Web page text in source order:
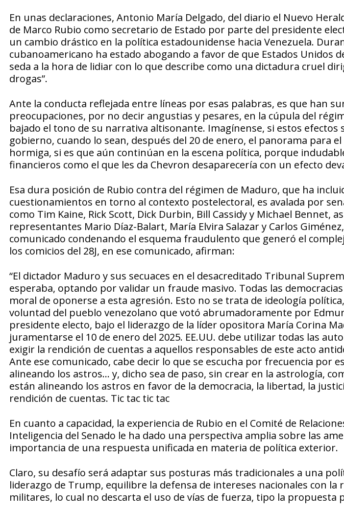
En unas declaraciones, Antonio María Delgado, del diario el Nuevo
de Marco Rubio como secretario de Estado por parte del presidente
un cambio drástico en la política estadounidense hacia Venezuela.
cubanoamericano ha estado abogando a favor de que Estados Unidos
seda a la hora de lidiar con lo que describe como una dictadura cruel
drogas”.
Ante la conducta reflejada entre líneas por esas palabras, es que han
preocupaciones, por no decir angustias y pesares, en la cúpula del
bajado el tono de su narrativa altisonante. Imagínense, si estos efectos
gobierno, cuando lo sean, después del 20 de enero, el panorama para
hormiga, si es que aún continúan en la escena política, porque
financieros como el que les da Chevron desaparecería con un efecto
Esa dura posición de Rubio contra del régimen de Maduro, que ha
cuestionamientos en torno al contexto postelectoral, es avalada por
como Tim Kaine, Rick Scott, Dick Durbin, Bill Cassidy y Michael Bennet,
representantes Mario Díaz-Balart, María Elvira Salazar y Carlos
comunicado condenando el esquema fraudulento que generó el
los comicios del 28J, en ese comunicado, afirman:
“El dictador Maduro y sus secuaces en el desacreditado Tribunal
esperaba, optando por validar un fraude masivo. Todas las
moral de oponerse a esta agresión. Esto no se trata de ideología
voluntad del pueblo venezolano que votó abrumadoramente por
presidente electo, bajo el liderazgo de la líder opositora María Corina
juramentarse el 10 de enero del 2025. EE.UU. debe utilizar todas las
exigir la rendición de cuentas a aquellos responsables de este acto
Ante ese comunicado, cabe decir lo que se escucha por frecuencia por
alineando los astros… y, dicho sea de paso, sin crear en la astrología,
están alineando los astros en favor de la democracia, la libertad, la
rendición de cuentas. Tic tac tic tac
En cuanto a capacidad, la experiencia de Rubio en el Comité de
Inteligencia del Senado le ha dado una perspectiva amplia sobre las
importancia de una respuesta unificada en materia de política exterior.
Claro, su desafío será adaptar sus posturas más tradicionales a una
liderazgo de Trump, equilibre la defensa de intereses nacionales con la
militares, lo cual no descarta el uso de vías de fuerza, tipo la propuesta